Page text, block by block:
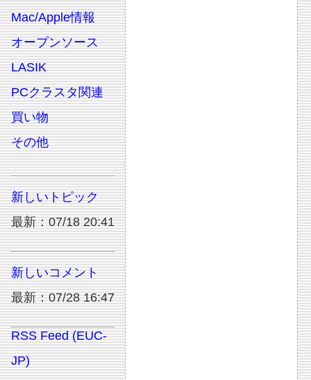
Mac/Apple情報
オープンソース
LASIK
PCクラスタ関連
買い物
その他
新しいトピック
最新：07/18 20:41
新しいコメント
最新：07/28 16:47
RSS Feed (EUC-
JP)